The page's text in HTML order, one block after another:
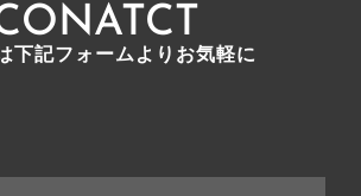
下記フォームよりお気軽に